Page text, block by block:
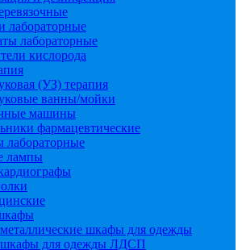
лабораторные
лабораторные
кислорода
(УЗ) терапия
ванны/мойки
машины
фармацевтические
лампы
шкафы для одежды
для одежды ЛДСП